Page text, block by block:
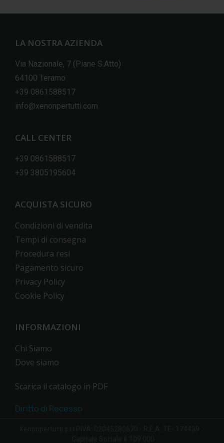
LA NOSTRA AZIENDA
Via Nazionale, 7 (Piane S.Atto)
64100 Teramo
+39 0861588517
info@xenonpertutti.com
CALL CENTER
+39 0861588517
+39 3805195604
ACQUISTA SICURO
Condizioni di vendita
Tempi di consegna
Procedura resi
Pagamento sicuro
Privacy Policy
Cookie Policy
INFORMAZIONI
Chi Siamo
Dove siamo
Scarica il catalogo in PDF
Diritto di Recesso